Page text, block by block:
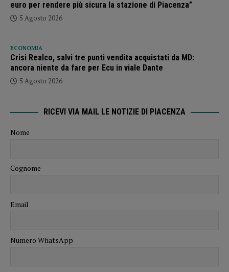
euro per rendere più sicura la stazione di Piacenza”
5 Agosto 2026
ECONOMIA
Crisi Realco, salvi tre punti vendita acquistati da MD:
ancora niente da fare per Ecu in viale Dante
5 Agosto 2026
RICEVI VIA MAIL LE NOTIZIE DI PIACENZA
Nome
Cognome
Email
Numero WhatsApp